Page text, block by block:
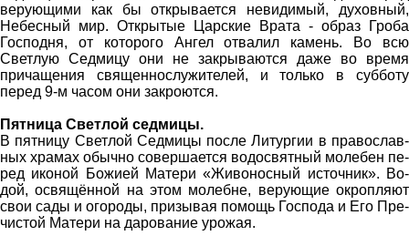
верующими как бы открывается невидимый, духовный,
Небесный мир. Открытые Царские Врата - образ Гроба
Господня, от которого Ангел отвалил камень. Во всю
Светлую Седмицу они не закрываются даже во время
причащения священнослужителей, и только в субботу
перед 9-м часом они закроются.
Пятница Светлой седмицы.
В пят­ни­цу Свет­лой Сед­ми­цы по­сле Ли­тур­гии в пра­во­слав­
ных хра­мах обыч­но со­вер­ша­ет­ся во­до­свят­ный мо­ле­бен пе­
ред ико­ной Бо­жи­ей Ма­те­ри «Жи­во­нос­ный ис­точ­ник». Во­
дой, освя­щён­ной на этом мо­лебне, ве­ру­ю­щие окроп­ля­ют
свои са­ды и ого­ро­ды, при­зы­вая по­мощь Гос­по­да и Его Пре­
чи­стой Ма­те­ри на да­ро­ва­ние уро­жая.